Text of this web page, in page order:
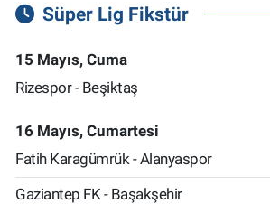
Süper Lig Fikstür
15 Mayıs, Cuma
Rizespor - Beşiktaş
16 Mayıs, Cumartesi
Fatih Karagümrük - Alanyaspor
Gaziantep FK - Başakşehir